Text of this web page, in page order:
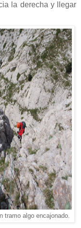
la derecha y llegar
tramo algo encajonado.